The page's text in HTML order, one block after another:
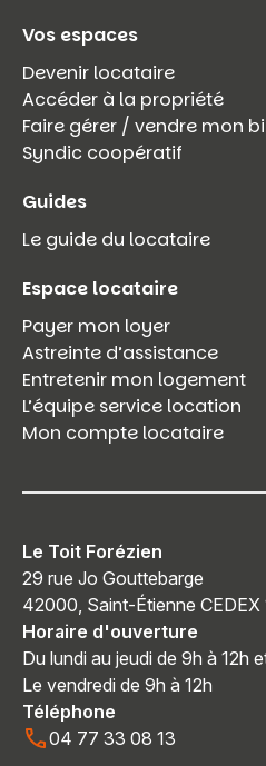
Vos espaces
Devenir locataire
Accéder à la propriété
Faire gérer / vendre mon
Syndic coopératif
Guides
Le guide du locataire
Espace locataire
Payer mon loyer
Astreinte d’assistance
Entretenir mon logement
L’équipe service location
Mon compte locataire
Le Toit Forézien
29 rue Jo Gouttebarge
42000, Saint-Étienne CEDEX
Horaire d'ouverture
Du lundi au jeudi de 9h à 12h
Le vendredi de 9h à 12h
Téléphone
04 77 33 08 13